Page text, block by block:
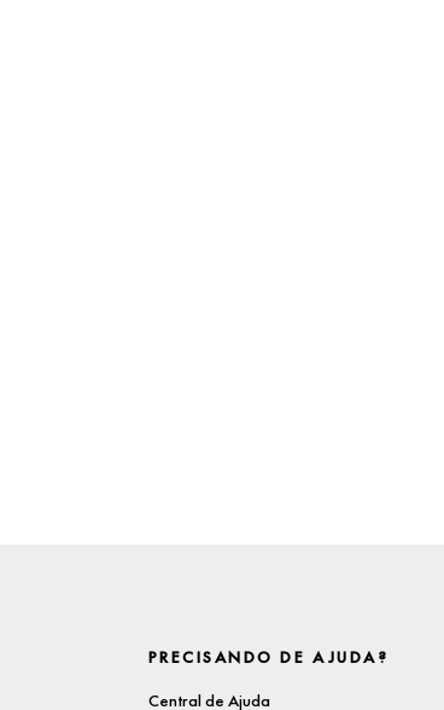
PRECISANDO DE AJUDA?
Central de Ajuda